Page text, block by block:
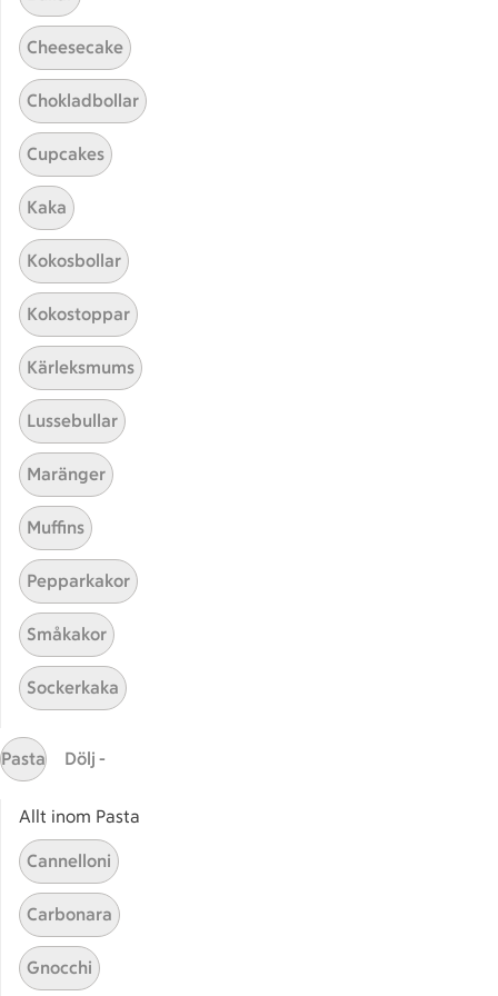
Hittade inget recept
Testa att söka på något nytt, eller ta bort något av
Tårta
Här hittar du alla goda recept du har sparat och
Sidfot
Start
Cheesecake
Chokladbollar
Cupcakes
Kaka
Kokosbollar
Kokostoppar
Kärleksmums
Lussebullar
Maränger
Muffins
Pepparkakor
Småkakor
Sockerkaka
Pasta Dölj -
Allt inom Pasta
Cannelloni
Carbonara
Gnocchi